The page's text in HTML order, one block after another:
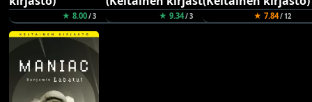
★ 8.00/ 3 ★ 9.34/ 3 ★ 7.84/ 12